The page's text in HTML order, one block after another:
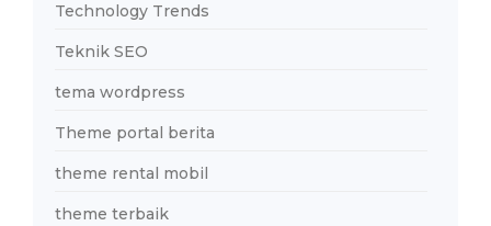
Technology Trends
Teknik SEO
tema wordpress
Theme portal berita
theme rental mobil
theme terbaik